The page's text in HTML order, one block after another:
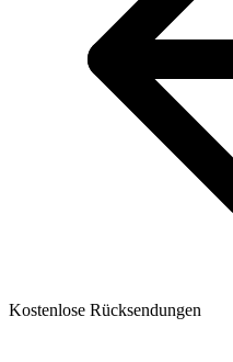
Kostenlose Rücksendungen